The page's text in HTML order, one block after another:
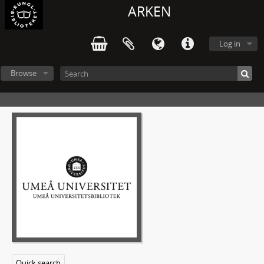
ARKEN
Log in
Browse
Handskrift 7A - Gustaf Hallströms arkiv
A - Personliga handlingar
B - Manuskript och egna verk
D - Handlingar rörande arkivbildarens verksamhet
1 - Handlingar rörande forskningsresor
2 - Handlingar rörande arkeologiska och etnografiska undersökningar i Sverige och andra länder
Götaland
5 - Skåne: Södra Mellby socken Bredarör vid Kivik
9 - Bohuslän: Tanum